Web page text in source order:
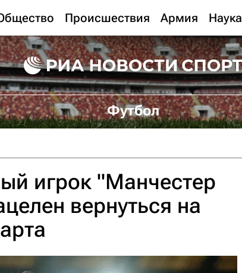
Происшествия Армия Наука
Футбол
игрок "Манчестер
вернуться на